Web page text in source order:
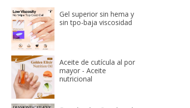
Gel superior sin hema y
sin tpo-baja viscosidad
Aceite de cutícula al por
mayor - Aceite
nutricional